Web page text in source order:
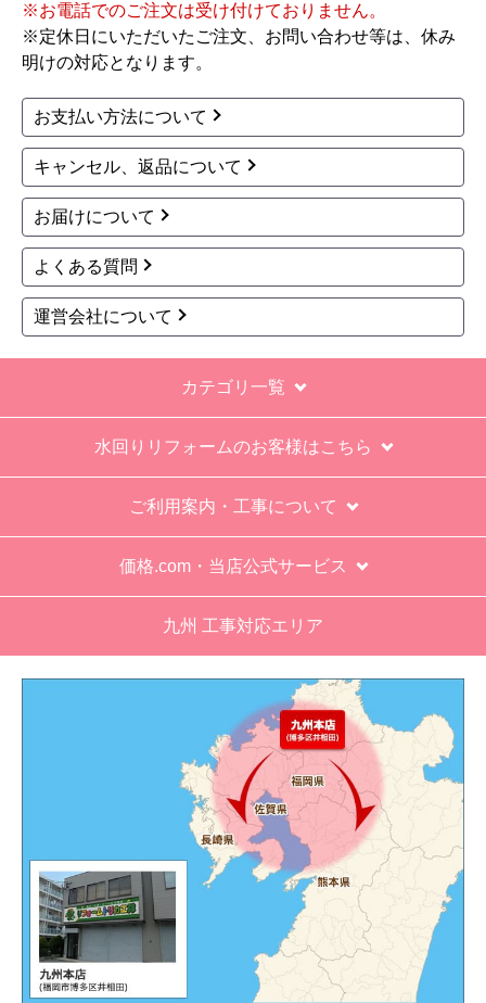
１．５点は、少々工事が雑。
過去の業者で一番最低。良かった点は、ただ一
つ、愛想が良かったこと。
なにかも分からない。少々不安である。
工事後は、初期設定や取り扱いの説明もなく、慌
てて引き上げる感じ。
保障期間の説明もHPとは違った。８年保証にして
いるがメーカー保証が３年追加になり１１年と説
明があった。HPにはメーカー保証期間も８年に含
むとなっていたが、どちらが正しいか分からな
が悪かったが室外機の荷揚げを手伝った。もし、
客先が高齢の女性だったらどうしたのか疑問。
エアコン専門の担当べつにもう一人来て欲しかっ
た。
が、登録したメールアドレスではなく、ショート
メールだとは知らず、確認できなかった。
エアコンが２００V対応型だが、同じ２００Vでも
業務用なのでコンセントの形状が違い、途中で工
事業者が買いに行く始末。注文時に形状の確認も
別の部屋もお願いしたいと考えていたが、少々不
akagenoane
欲しい商品をスムーズに注文できましたか？
※お電話でのご注文は受け付けておりません。
※定休日にいただいたご注文、お問い合わせ等は、休み
明けの対応となります。
お支払い方法について
キャンセル、返品について
お届けについて
よくある質問
運営会社について
カテゴリ一覧
水回りリフォームのお客様はこちら
ご利用案内・工事について
価格.com・当店公式サービス
九州 工事対応エリア